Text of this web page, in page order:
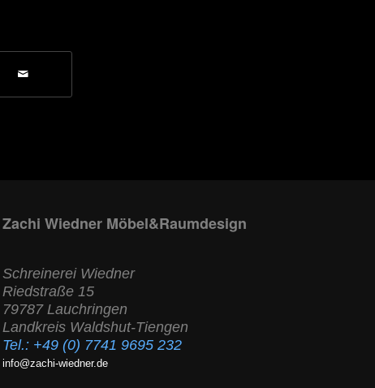
Zachi Wiedner Möbel&Raumdesign
Schreinerei Wiedner
Riedstraße 15
79787 Lauchringen
Landkreis Waldshut-Tiengen
Tel.: +49 (0) 7741 9695 232
info@zachi-wiedner.de